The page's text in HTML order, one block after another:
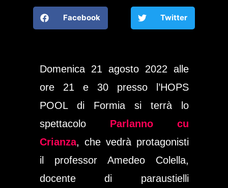
Facebook Twitter
Domenica 21 agosto 2022 alle
ore 21 e 30 presso l’HOPS
POOL di Formia si terrà lo
spettacoloParlanno cu
Crianza, che vedrà protagonisti
il professor Amedeo Colella,
docente di paraustielli